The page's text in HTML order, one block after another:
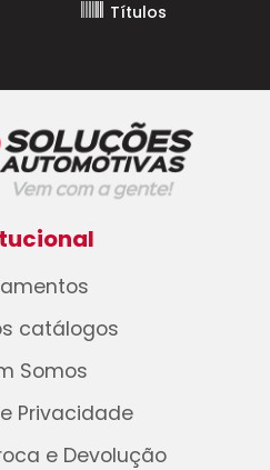
Títulos
catálogos
Somos
Privacidade
e Devolução